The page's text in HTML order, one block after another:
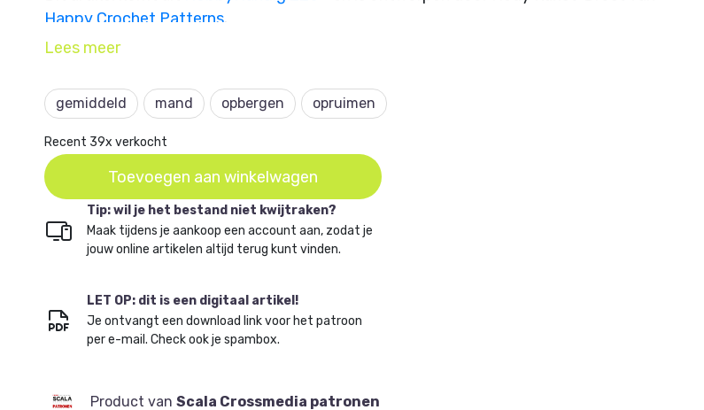
Happy Crochet Patterns.
Lees meer
gemiddeld mand opbergen opruimen
Recent 39x verkocht
Toevoegen aan winkelwagen
Tip: wil je het bestand niet kwijtraken?
Maak tijdens je aankoop een account aan, zodat je
jouw online artikelen altijd terug kunt vinden.
LET OP: dit is een digitaal artikel!
Je ontvangt een download link voor het patroon
per e-mail. Check ook je spambox.
Product van Scala Crossmedia patronen